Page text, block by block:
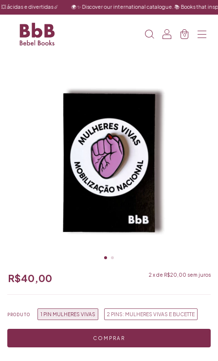
ácidas e divertidas ☄️ 🌍 ✨ Discover our international catalogue. 📚 Books that
0
R$40,00 2 x de R$20,00 sem juros
PRODUTO 1 PIN MULHERES VIVAS 2 PINS: MULHERES VIVAS E BUCETTE